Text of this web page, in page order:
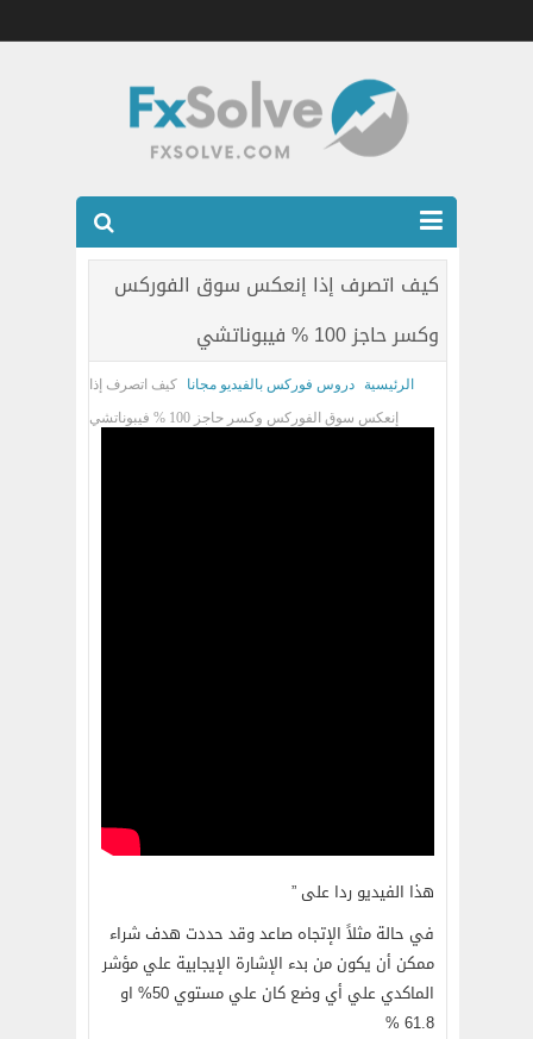
شركات الفوركس المرخصه
كتب
اتصل بنا
كيف اتصرف إذا إنعكس سوق الفوركس
وكسر حاجز 100 % فيبوناتشي
الرئيسية دروس فوركس بالفيديو مجانا
كيف اتصرف إذا
إنعكس سوق الفوركس وكسر حاجز 100 % فيبوناتشي
هذا الفيديو ردا على ”
في حالة مثلاً الإتجاه صاعد وقد حددت هدف شراء
ممكن أن يكون من بدء الإشارة الإيجابية علي مؤشر
الماكدي علي أي وضع كان علي مستوي 50% او
61.8 %